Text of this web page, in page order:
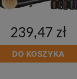
239,47 zł
DO KOSZYKA